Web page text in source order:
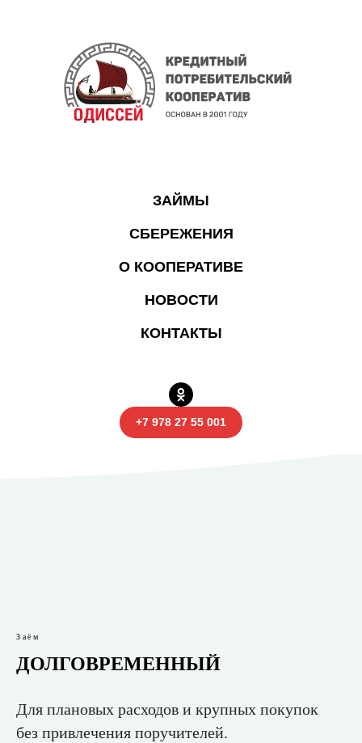
ЗАЙМЫ
СБЕРЕЖЕНИЯ
О КООПЕРАТИВЕ
НОВОСТИ
КОНТАКТЫ
+7 978 27 55 001
Заём
ДОЛГОВРЕМЕННЫЙ
Для плановых расходов и крупных покупок
без привлечения поручителей.